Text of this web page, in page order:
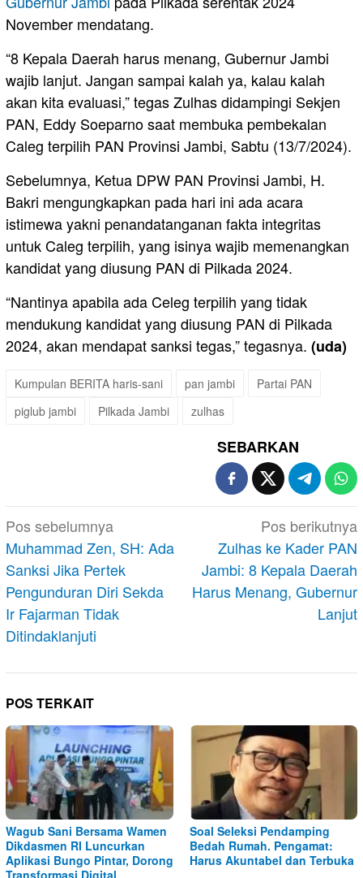
November mendatang.
“8 Kepala Daerah harus menang, Gubernur Jambi
wajib lanjut. Jangan sampai kalah ya, kalau kalah
akan kita evaluasi,” tegas Zulhas didampingi Sekjen
PAN, Eddy Soeparno saat membuka pembekalan
Caleg terpilih PAN Provinsi Jambi, Sabtu (13/7/2024).
Sebelumnya, Ketua DPW PAN Provinsi Jambi, H.
Bakri mengungkapkan pada hari ini ada acara
istimewa yakni penandatanganan fakta integritas
untuk Caleg terpilih, yang isinya wajib memenangkan
kandidat yang diusung PAN di Pilkada 2024.
“Nantinya apabila ada Celeg terpilih yang tidak
mendukung kandidat yang diusung PAN di Pilkada
2024, akan mendapat sanksi tegas,” tegasnya. (uda)
Kumpulan BERITA haris-sani pan jambi
Partai PAN
piglub jambi
Pilkada Jambi zulhas
SEBARKAN
Navigasi
pos
Pos sebelumnya
Muhammad Zen, SH: Ada
Sanksi Jika Pertek
Pengunduran Diri Sekda
Ir Fajarman Tidak
Ditindaklanjuti
Pos berikutnya
Zulhas ke Kader PAN
Jambi: 8 Kepala Daerah
Harus Menang, Gubernur
Lanjut
POS TERKAIT
Wagub Sani Bersama Wamen
Dikdasmen RI Luncurkan
Aplikasi Bungo Pintar, Dorong
Transformasi Digital
Soal Seleksi Pendamping
Bedah Rumah. Pengamat:
Harus Akuntabel dan Terbuka